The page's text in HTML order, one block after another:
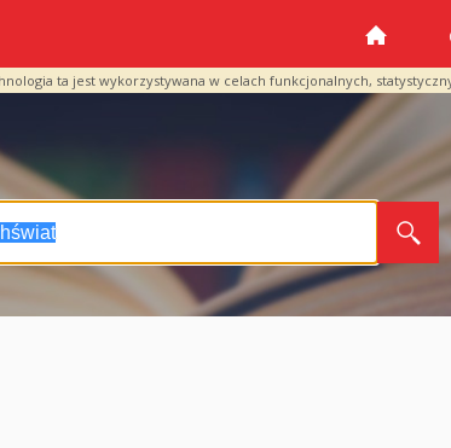
ta jest wykorzystywana w celach funkcjonalnych,